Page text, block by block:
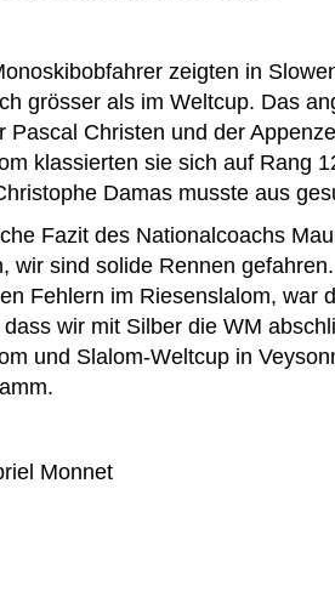
zeigten in
grösser als im Weltcup. Das
Pascal Christen und der
klassierten sie sich auf Rang
Damas musste aus
Fazit des Nationalcoachs
wir sind solide Rennen
Fehlern im Riesenslalom, war
wir mit Silber die WM
und Slalom-Weltcup in
Monnet